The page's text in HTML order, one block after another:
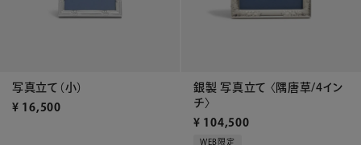
写真立て（小）
¥ 16,500
銀製 写真立て 〈隅唐草/4イン
チ〉
¥ 104,500
WEB限定